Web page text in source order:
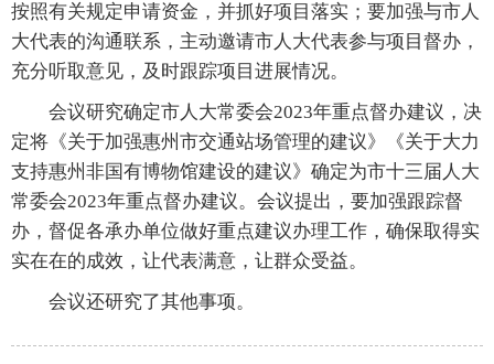
按照有关规定申请资金，并抓好项目落实；要加强与市人
大代表的沟通联系，主动邀请市人大代表参与项目督办，
充分听取意见，及时跟踪项目进展情况。
会议研究确定市人大常委会2023年重点督办建议，决
定将《关于加强惠州市交通站场管理的建议》《关于大力
支持惠州非国有博物馆建设的建议》确定为市十三届人大
常委会2023年重点督办建议。会议提出，要加强跟踪督
办，督促各承办单位做好重点建议办理工作，确保取得实
实在在的成效，让代表满意，让群众受益。
会议还研究了其他事项。